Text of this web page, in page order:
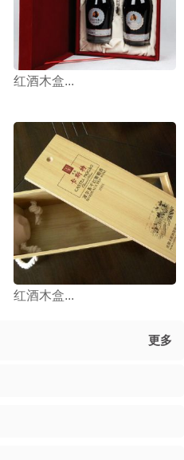
红酒木盒...
红酒木盒...
更多